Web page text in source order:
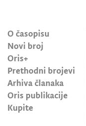
O časopisu
Novi broj
Oris+
Prethodni brojevi
Arhiva članaka
Oris publikacije
Kupite